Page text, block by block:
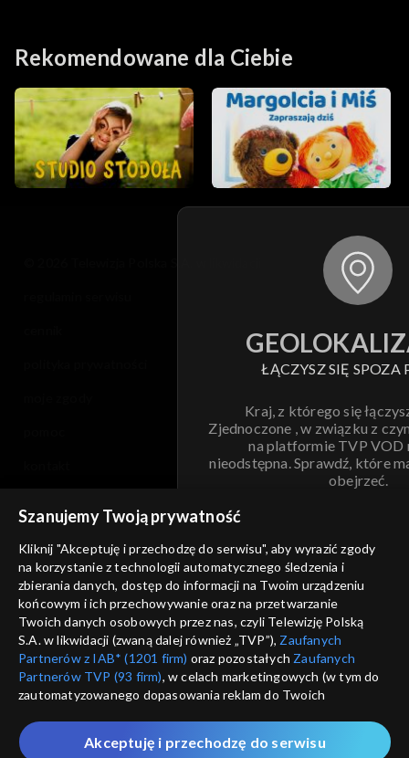
Rekomendowane dla Ciebie
ŁĄCZYSZ SIĘ SPOZA
Kraj, z którego się
Zjednoczone , w związku z
na platformie TVP VOD
nieodstępna. Sprawdź, które
obejrzeć.
ANULUJ
informacje o dostawcy usług
Szanujemy Twoją prywatność
Kliknij "Akceptuję i przechodzę do serwisu", aby wyrazić zgody
na korzystanie z technologii automatycznego śledzenia i
zbierania danych, dostęp do informacji na Twoim urządzeniu
końcowym i ich przechowywanie oraz na przetwarzanie
Twoich danych osobowych przez nas, czyli Telewizję Polską
S.A. w likwidacji (zwaną dalej również „TVP”), Zaufanych
Partnerów z IAB* (1201 firm) oraz pozostałych Zaufanych
Partnerów TVP (93 firm), w celach marketingowych (w tym do
zautomatyzowanego dopasowania reklam do Twoich
które wskazujemy poniżej, a także zgody na udostępnianie
przez nas identyfikatora PPID do Google.
Akceptuję i przechodzę do serwisu